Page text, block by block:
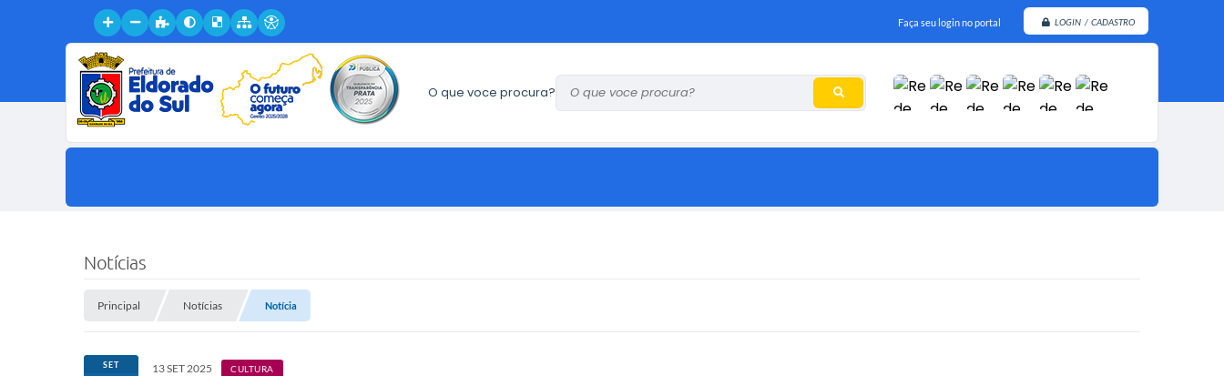
Faça seu login no portal LOGIN / CADASTRO
O que voce procura?
Notícias
Principal Notícias Notícia
SET 13 SET 2025 CULTURA